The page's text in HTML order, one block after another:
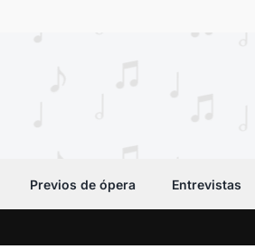
Previos de ópera Entrevistas